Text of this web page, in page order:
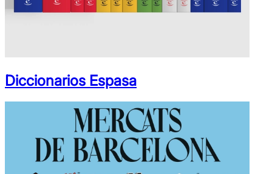
Diccionarios Espasa